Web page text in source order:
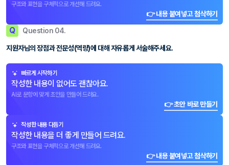
구조와 표현을 구체적으로 개선해 드려요.
👉 내용 붙여넣고 첨삭하기
Q Question 04.
지원자님의 장점과 전문성(역량)에 대해 자유롭게 서술해주세요.
빠르게 시작하기
작성한 내용이 없어도 괜찮아요.
AI로 문항에 맞게 초안을 만들어 드려요.
👉 초안 바로 만들기
작성한 내용 다듬기
작성한 내용을 더 좋게 만들어 드려요.
구조와 표현을 구체적으로 개선해 드려요.
👉 내용 붙여넣고 첨삭하기